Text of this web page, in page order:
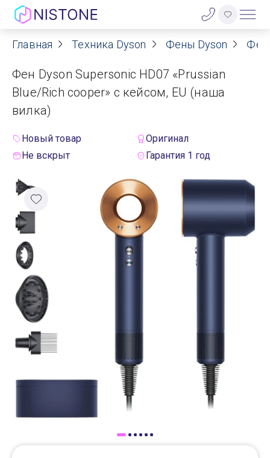
Акции
О нас
Блог
Договор оферты
Доставка
Самовывоз
Главная Техника Dyson Фены Dyson Фен
Фен Dyson Supersonic HD07 «Prussian
Blue/Rich cooper» с кейсом, EU (наша
вилка)
Новый товар
Оригинал
Не вскрыт
Гарантия 1 год